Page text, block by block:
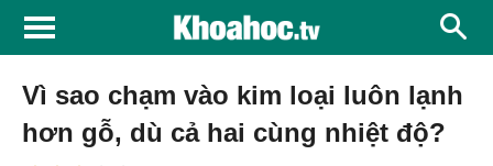
Vì sao chạm vào kim loại luôn lạnh
hơn gỗ, dù cả hai cùng nhiệt độ?